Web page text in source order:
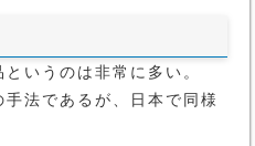
いうのは非常に多い。
法であるが、日本で同様